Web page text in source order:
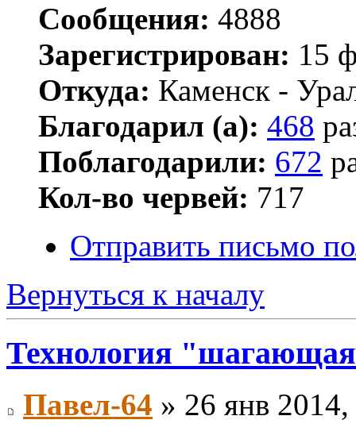
Сообщения: 4888
Зарегистрирован: 15
Откуда: Каменск -
Благодарил (а): 468
Поблагодарили: 672
Кол-во червей: 717
Отправить письмо
Вернуться к началу
Технология
Павел-64 » 26 янв